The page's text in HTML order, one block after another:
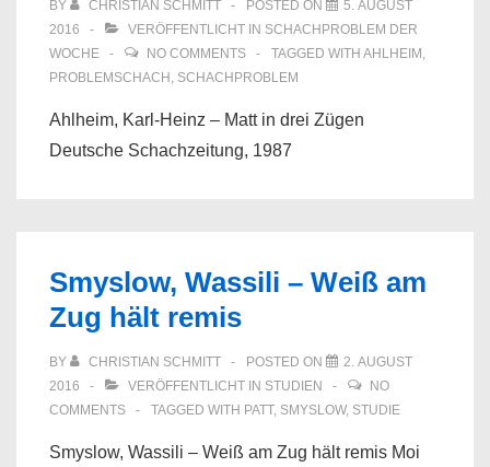
BY CHRISTIAN SCHMITT POSTED ON
5. AUGUST
2016
VERÖFFENTLICHT IN SCHACHPROBLEM DER
WOCHE
NO COMMENTS TAGGED WITH AHLHEIM ,
PROBLEMSCHACH , SCHACHPROBLEM
Ahlheim, Karl-Heinz – Matt in drei Zügen
Deutsche Schachzeitung, 1987
Smyslow, Wassili – Weiß am
Zug hält remis
BY CHRISTIAN SCHMITT POSTED ON
2. AUGUST
2016
VERÖFFENTLICHT IN STUDIEN
NO
COMMENTS
TAGGED WITH PATT, SMYSLOW, STUDIE
Smyslow, Wassili – Weiß am Zug hält remis Moi